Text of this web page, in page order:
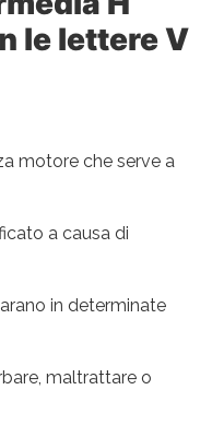
le lettere V
motore che serve a
a causa di
in determinate
maltrattare o